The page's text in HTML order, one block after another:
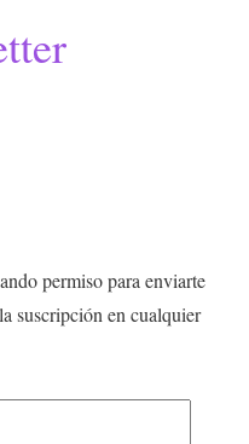
permiso para enviarte
suscripción en cualquier